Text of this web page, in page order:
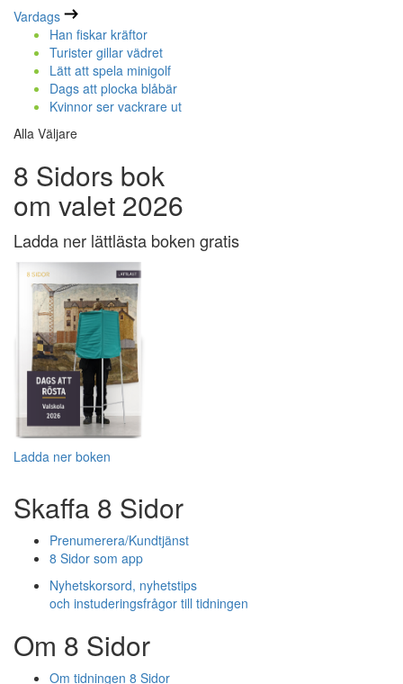
Vardags
Han fiskar kräftor
Turister gillar vädret
Lätt att spela minigolf
Dags att plocka blåbär
Kvinnor ser vackrare ut
Alla Väljare
8 Sidors bok
om valet 2026
Ladda ner lättlästa boken gratis
Ladda ner boken
Skaffa 8 Sidor
Prenumerera/Kundtjänst
8 Sidor som app
Nyhetskorsord, nyhetstips
och instuderingsfrågor till tidningen
Om 8 Sidor
Om tidningen 8 Sidor